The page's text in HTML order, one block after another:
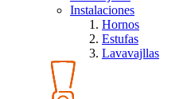
Instalaciones
Hornos
Estufas
Lavavajllas